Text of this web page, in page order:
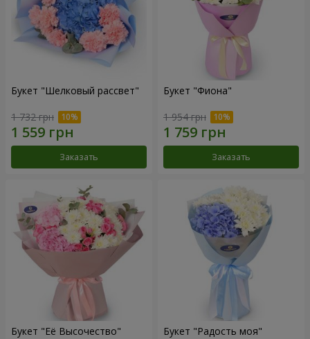
Букет "Шелковый рассвет"
1 732 грн
Заказать
Букет "Фиона"
1 954 грн
Заказать
Букет "Её Высочество" Букет "Радость моя"